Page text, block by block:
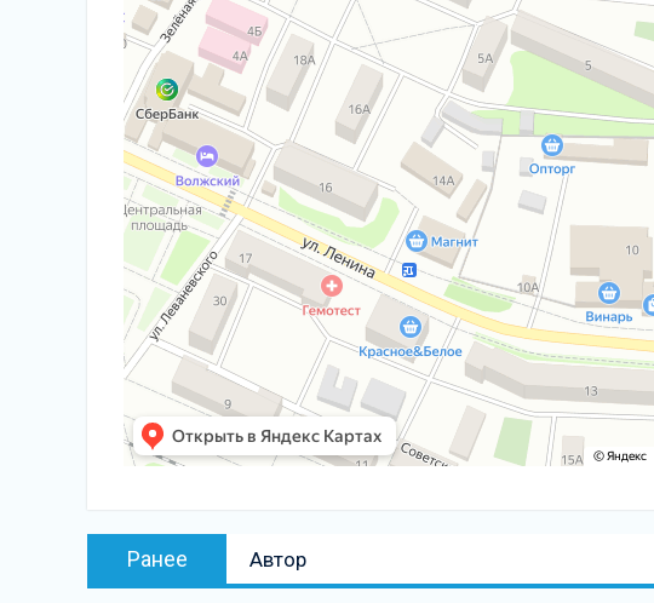
Навигация
Ранее
Предыдущая
запись:
Автор